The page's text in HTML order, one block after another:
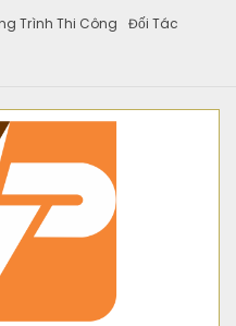
Trình Thi Công Đối Tác